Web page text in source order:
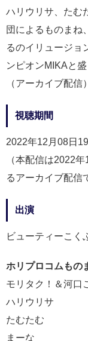
ハリウリサ、たむ
団によるものまね
るのイリュージョ
ンピオンMIKAと
（アーカイブ配信）
視聴期間
2022年12月08日
（本配信は2022
るアーカイブ配信
出演
ビューティーこく
ホリプロコムもの
モリタク！＆河口
ハリウリサ
たむたむ
まーな